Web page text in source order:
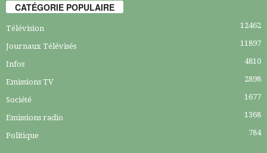
CATÉGORIE POPULAIRE
Télévision 12462
Journaux Télévisés 11897
Infos 4810
Emissions TV 2898
Société 1677
Emissions radio 1368
Politique 784